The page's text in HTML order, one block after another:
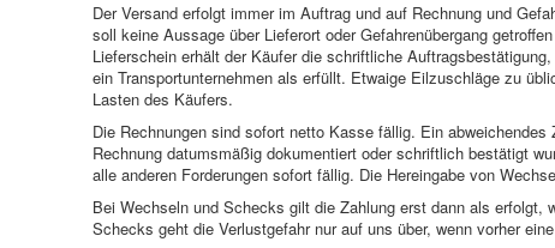
Der Versand erfolgt immer im Auftrag und auf Rechnung und
soll keine Aussage über Lieferort oder Gefahrenübergang
Lieferschein erhält der Käufer die schriftliche
ein Transportunternehmen als erfüllt. Etwaige Eilzuschläge zu
Lasten des Käufers.
Die Rechnungen sind sofort netto Kasse fällig. Ein
Rechnung datumsmäßig dokumentiert oder schriftlich bestätigt
alle anderen Forderungen sofort fällig. Die Hereingabe von
Bei Wechseln und Schecks gilt die Zahlung erst dann als erfolgt,
Schecks geht die Verlustgefahr nur auf uns über, wenn vorher